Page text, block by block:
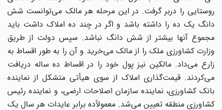
روستایی را دربر گرفت. در این مرحله هر مالک می‌توانست شش
دانگ یک ده را داشته باشد و اگر در چند ده املاک داشت باید
مجموع آنها بیشتر از شش دانگ نباشد. سپس دولت از طریق
وزارت کشاورزی ملک را از مالک می‌خرید و آن را به طور اقساط به
زارع می‌‌داد. مالکین نیز پول خود را در اقساط ده ساله دریافت
می‌کردند. قیمت‌گذاری املاک از سوی هیأتی متشکل از نماینده
بانک کشاورزی، نماینده سازمان اصلاحات ارضی، و نماینده رئیس
کشاورزی منطقه تعیین می‌شد. معمولاً‌ده برابر عایدات هر سال یک